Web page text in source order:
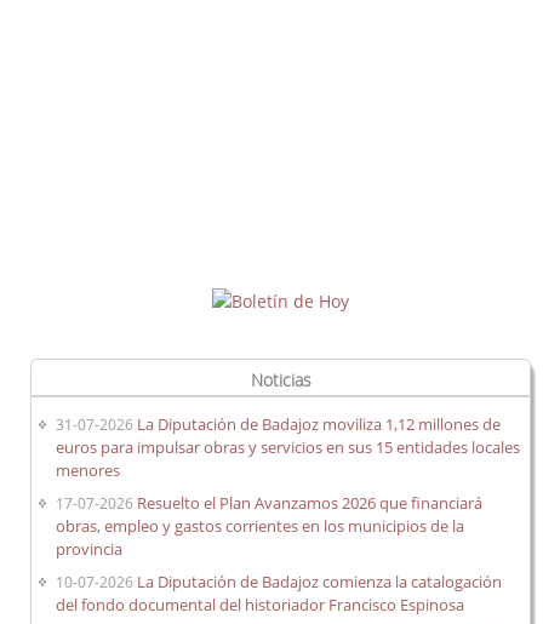
Buzón de sugerencias y Encuesta de satisfacción
Boletines oficiales
Órganos Consultivos
Foros
Sede Electrónica
Programas de Colaboración Económica Municipal
EE.LL.. Asesoramiento y Asistencia
Noticias
31-07-2026 La Diputación de Badajoz moviliza 1,12 millones de
euros para impulsar obras y servicios en sus 15 entidades locales
menores
17-07-2026 Resuelto el Plan Avanzamos 2026 que financiará
obras, empleo y gastos corrientes en los municipios de la
provincia
10-07-2026 La Diputación de Badajoz comienza la catalogación
del fondo documental del historiador Francisco Espinosa